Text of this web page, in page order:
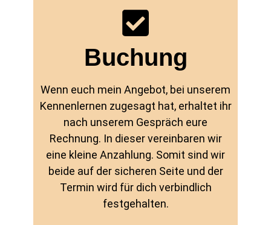
Buchung
Wenn euch mein Angebot, bei unserem
Kennenlernen zugesagt hat, erhaltet ihr
nach unserem Gespräch eure
Rechnung. In dieser vereinbaren wir
eine kleine Anzahlung. Somit sind wir
beide auf der sicheren Seite und der
Termin wird für dich verbindlich
festgehalten.